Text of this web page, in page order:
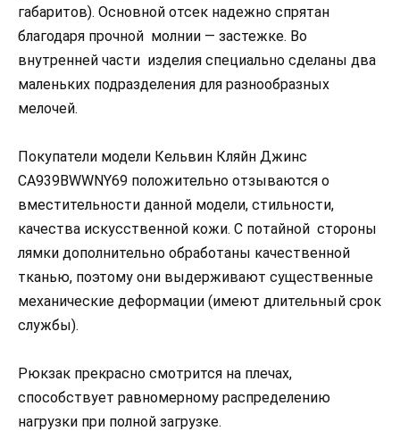
габаритов). Основной отсек надежно спрятан
благодаря прочной молнии — застежке. Во
внутренней части изделия специально сделаны два
маленьких подразделения для разнообразных
мелочей.
Покупатели модели Кельвин Кляйн Джинс
CA939BWWNY69 положительно отзываются о
вместительности данной модели, стильности,
качества искусственной кожи. С потайной стороны
лямки дополнительно обработаны качественной
тканью, поэтому они выдерживают существенные
механические деформации (имеют длительный срок
службы).
Рюкзак прекрасно смотрится на плечах,
способствует равномерному распределению
нагрузки при полной загрузке.